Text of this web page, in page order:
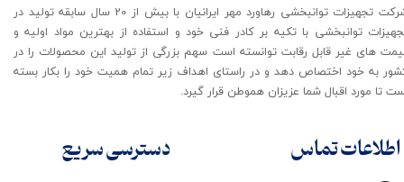
اطلاعات تماس
شرکت تجهیزات توانبخشی رهاورد مهر ایرانیان با بیش از 20 سال سابقه تولید در
توانبخشی با تکیه بر کادر فنی خود و استفاده از بهترین مواد اولیه و
های غیر قابل رقابت توانسته است سهم بزرگی از تولید این محصولات را در
به خود اختصاص دهد و در راستای اهداف زیر تمام همیت خود را بکار بسته
تا مورد اقبال شما عزیزان هموطن قرار گیرد​​​​​​​.
دسترسی سریع